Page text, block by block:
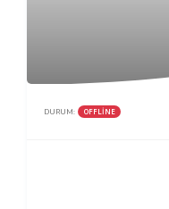
DURUM: OFFLINE